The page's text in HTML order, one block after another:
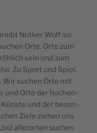
Notk­er Wolf so:
Orte. Orte zum
sein und zum
Zu Sport und Spiel,
Wir suchen Orte mit
und Orte der hochen­
und der beson­
Ziele ziehen uns
allerorten suchen